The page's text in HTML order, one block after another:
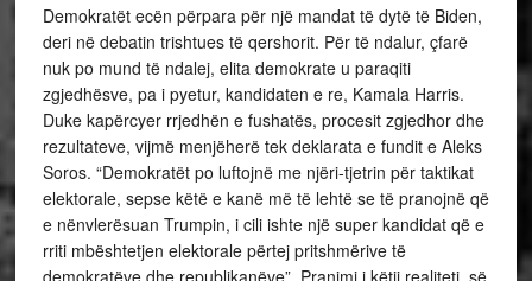
Demokratët ecën përpara për një mandat të dytë të Biden,
deri në debatin trishtues të qershorit. Për të ndalur, çfarë
nuk po mund të ndalej, elita demokrate u paraqiti
zgjedhësve, pa i pyetur, kandidaten e re, Kamala Harris.
Duke kapërcyer rrjedhën e fushatës, procesit zgjedhor dhe
rezultateve, vijmë menjëherë tek deklarata e fundit e Aleks
Soros. “Demokratët po luftojnë me njëri-tjetrin për taktikat
elektorale, sepse këtë e kanë më të lehtë se të pranojnë që
e nënvlerësuan Trumpin, i cili ishte një super kandidat që e
rriti mbështetjen elektorale përtej pritshmërive të
demokratëve dhe republikanëve”. Pranimi i këtij realiteti, së